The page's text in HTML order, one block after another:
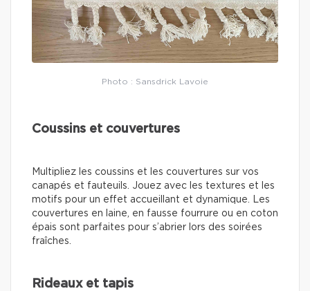
Photo : Sansdrick Lavoie
Coussins et couvertures
Multipliez les coussins et les couvertures sur vos
canapés et fauteuils. Jouez avec les textures et les
motifs pour un effet accueillant et dynamique. Les
couvertures en laine, en fausse fourrure ou en coton
épais sont parfaites pour s’abrier lors des soirées
fraîches.
Rideaux et tapis